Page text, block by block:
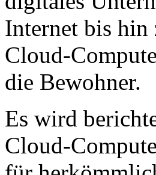
Internet bis
Cloud-
die Bewohner.
Es wird
Cloud-